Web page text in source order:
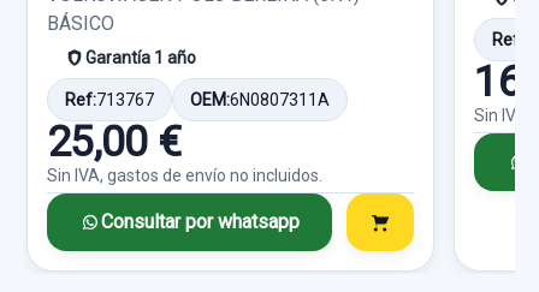
Garantía 1 año
Ref: 925374 OEM: b5a5tb837015a
20,00 €
Sin IVA, gastos de envío no incluidos.
Consultar por whatsapp
usado.
VOLKSWAGEN GOLF VII LIM. ADVANCE
BLUEMOTION TECH.
Garantía 1 año
Ref:925297 OEM:5G0907044CE
38,83 €
ALTERNADOR 04E903015A 04E903015
GUANTERA 5G1857290
Sin IVA, gastos de envío no incluidos.
Consultar por whatsapp
BÁSICO
Garantía 1 año
Ref:713767 OEM:6N0807311A
25,00 €
Sin IVA, gastos de envío no incluidos.
Consultar por whatsapp
Ref:
Sin IVA,